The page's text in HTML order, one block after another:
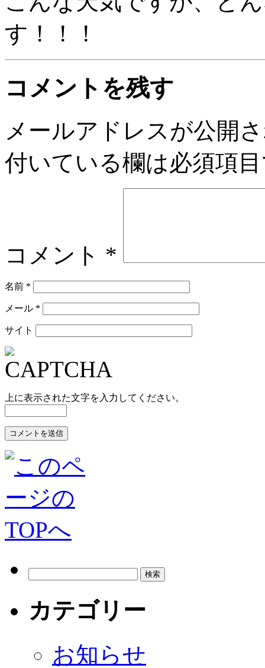
す！！！
コメントを残す
メールアドレスが公開
付いている欄は必須項
コメント *
名前 *
メール *
サイト
上に表示された文字を入力してください。
カテゴリー
お知らせ